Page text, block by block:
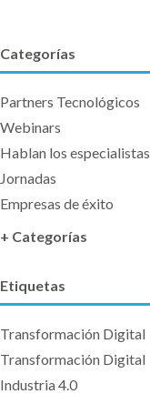
Categorías
Partners Tecnológicos
Webinars
Hablan los especialistas
Jornadas
Empresas de éxito
+ Categorías
Etiquetas
Transformación Digital
Transformación Digital
Industria 4.0